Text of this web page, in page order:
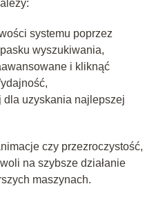
systemu poprzez
wyszukiwania,
i kliknąć
uzyskania najlepszej
czy przezroczystość,
na szybsze działanie
maszynach.